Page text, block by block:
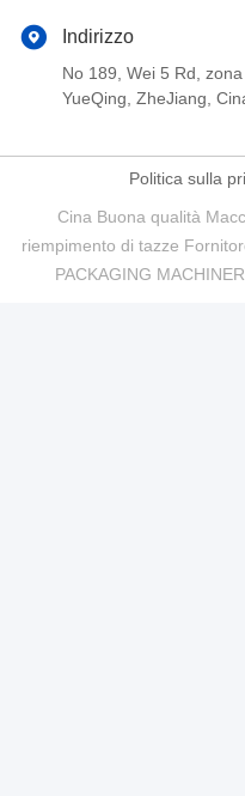
Indirizzo
No 189, Wei 5 Rd,
YueQing, ZheJiang,
Politica sulla
Cina Buona qualità
riempimento di tazze
PACKAGING